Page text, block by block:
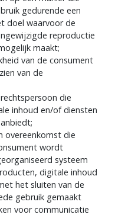
op een manier die
gedurende een
doel waarvoor de
reproductie
maakt;
van de consument
van de
die
inhoud en/of diensten
overeenkomst die
wordt
systeem
digitale inhoud
het sluiten van de
gebruik gemaakt
voor communicatie